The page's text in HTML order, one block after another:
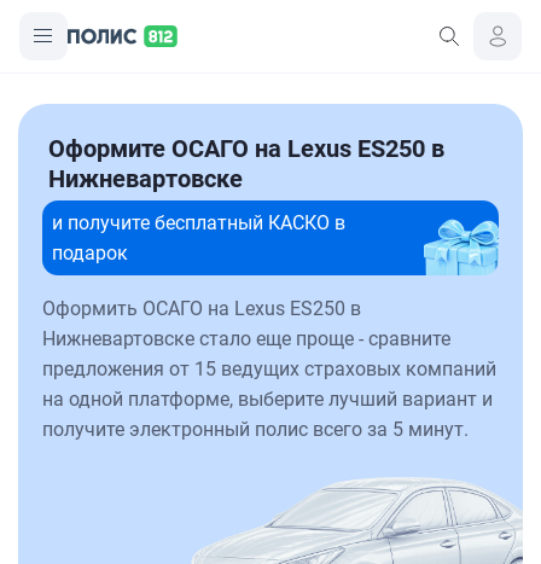
Оформите ОСАГО на Lexus ES250 в
Нижневартовске
и получите бесплатный КАСКО в
подарок
Оформить ОСАГО на Lexus ES250 в
Нижневартовске стало еще проще - сравните
предложения от 15 ведущих страховых компаний
на одной платформе, выберите лучший вариант и
получите электронный полис всего за 5 минут.